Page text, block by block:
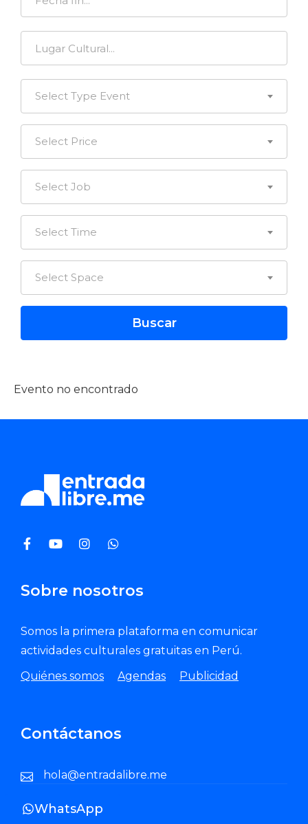
Select Type Event
Select Price
Select Job
Select Time
Select Space
Evento no encontrado
Sobre nosotros
Somos la primera plataforma en comunicar
actividades culturales gratuitas en Perú.
Quiénes somos
Agendas Publicidad
Contáctanos
hola@entradalibre.me
WhatsApp